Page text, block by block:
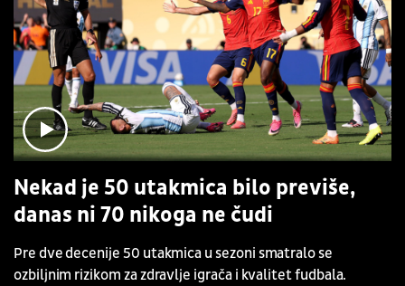
Nekad je 50 utakmica bilo previše,
danas ni 70 nikoga ne čudi
Pre dve decenije 50 utakmica u sezoni smatralo se
ozbiljnim rizikom za zdravlje igrača i kvalitet fudbala.